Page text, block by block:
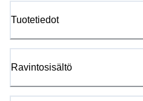
Tuotetiedot
Ravintosisältö